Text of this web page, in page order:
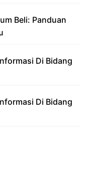
Beli: Panduan
Di Bidang
Di Bidang